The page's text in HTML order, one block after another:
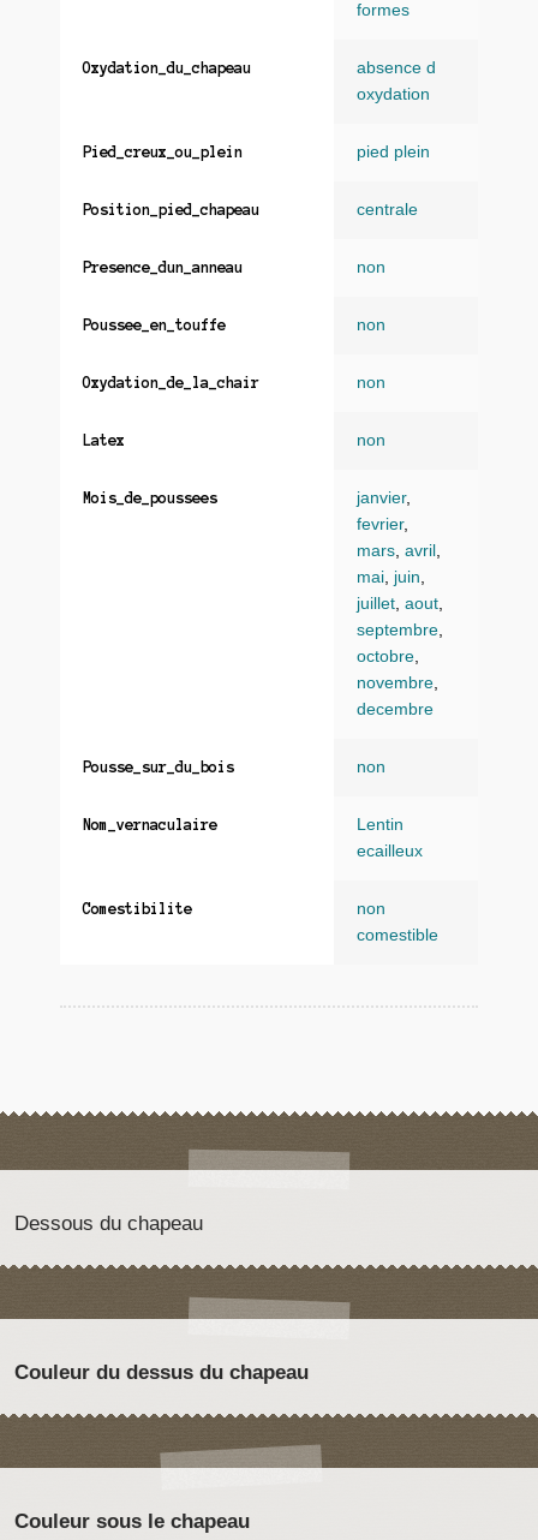
formes
Oxydation_du_chapeau
absence d
oxydation
Pied_creux_ou_plein pied plein
Position_pied_chapeau centrale
Presence_dun_anneau non
Poussee_en_touffe non
Oxydation_de_la_chair non
Latex non
Mois_de_poussees janvier,
fevrier,
mars, avril ,
mai, juin,
juillet, aout,
septembre,
octobre,
novembre,
decembre
Pousse_sur_du_bois non
Nom_vernaculaire
Lentin
ecailleux
Comestibilite
non
comestible
Dessous du chapeau
Couleur du dessus du chapeau
Couleur sous le chapeau